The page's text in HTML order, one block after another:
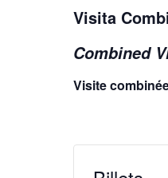
Visita
Combined
Visite